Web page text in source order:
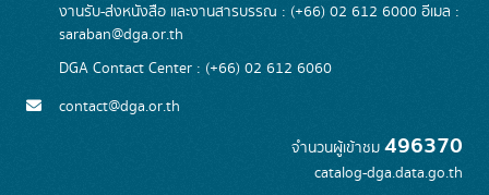
งานรับ-ส่งหนังสือ และงานสารบรรณ : (+66) 02 612 6000 อีเมล :
saraban@dga.or.th
DGA Contact Center : (+66) 02 612 6060
contact@dga.or.th
จำนวนผู้เข้าชม 496370
catalog-dga.data.go.th